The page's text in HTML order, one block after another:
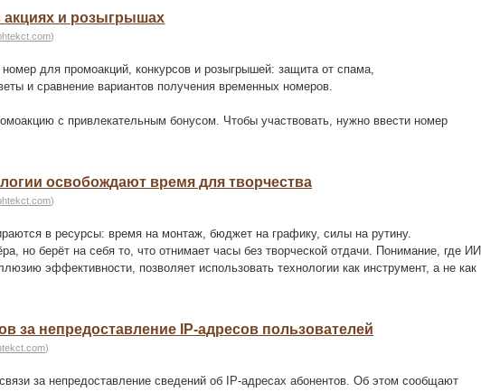
акциях и розыгрышах
)
для промоакций, конкурсов и розыгрышей: защита от спама,
и сравнение вариантов получения временных номеров.
с привлекательным бонусом. Чтобы участвовать, нужно ввести номер
освобождают время для творчества
)
в ресурсы: время на монтаж, бюджет на графику, силы на рутину.
но берёт на себя то, что отнимает часы без творческой отдачи. Понимание, где ИИ
эффективности, позволяет использовать технологии как инструмент, а не как
за непредоставление IP-адресов пользователей
)
за непредоставление сведений об IP-адресах абонентов. Об этом сообщают